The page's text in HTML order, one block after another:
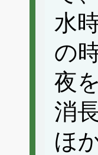
水
の
夜
消
ほ